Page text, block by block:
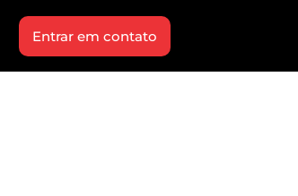
Entrar em contato